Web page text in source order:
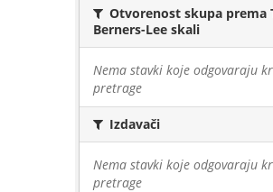
Otvorenost skupa prema
Berners-Lee skali
Nema stavki koje odgovaraju
pretrage
Izdavači
Nema stavki koje odgovaraju
pretrage